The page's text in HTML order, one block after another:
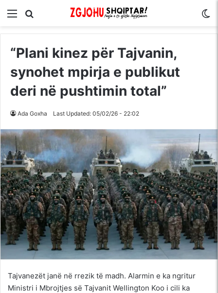
Menu
“Plani kinez për Tajvanin,
synohet mpirja e publikut
deri në pushtimin total”
Ada Goxha Last Updated: 05/02/26 - 22:02
Tajvanezët janë në rrezik të madh. Alarmin e ka ngritur
Ministri i Mbrojtjes së Tajvanit Wellington Koo i cili ka